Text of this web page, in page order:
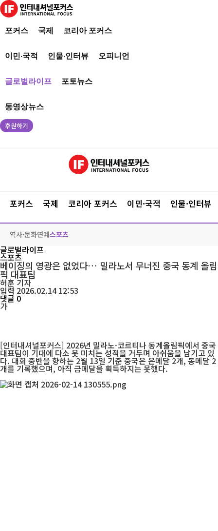
포커스 국제 코리아 포커스
이민·국적 인물·인터뷰 오피니언
글로벌라이프 포토뉴스
동영상뉴스
후원하기
포커스 국제 코리아 포커스 이민·국적 인물·인터뷰
역사·문화연예스포츠
글로벌라이프
스포츠
베이징의 영광은 없었다… 밀라노서 무너진 중국 동계 올림
픽 대표팀
허훈기자
입력 2026.02.14 12:53
댓글 0
가
[인터내셔널포커스] 2026년 밀라노·코르티나 동계올림픽에서 중국
대표팀이 기대에 다소 못 미치는 성적을 거두며 아쉬움을 남기고 있
다. 대회 중반을 향하는 2월 13일 기준 중국은 은메달 2개, 동메달 2
개를 기록했으며, 아직 금메달을 획득하지는 못했다.